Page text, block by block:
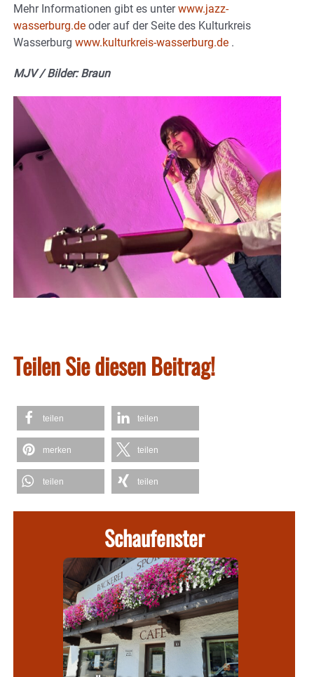
Mehr Informationen gibt es unterwww.jazz-
wasserburg.de oder auf der Seite des Kulturkreis
Wasserburg www.kulturkreis-wasserburg.de .
MJV / Bilder: Braun
Teilen Sie diesen Beitrag!
teilen teilen
merken teilen
teilen teilen
Schaufenster